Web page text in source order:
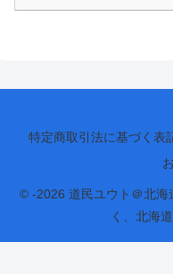
特定商取引法に基づく表
© -2026 道民ユウト＠北海
く、北海